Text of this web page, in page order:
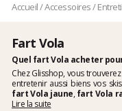
Accueil/Accessoires/
Fart Vola
Quel fart Vola acheter
Chez Glisshop, vous
entretenir aussi biens vos
fart Vola jaune, fart Vola
présents dans le rayon
Lire la suite